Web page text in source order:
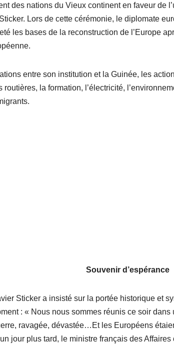
des nations du Vieux continent en faveur de
Lors de cette cérémonie, le diplomate
les bases de la reconstruction de l’Europe
entre son institution et la Guinée, les
la formation, l’électricité,
Souvenir d’espérance
Sticker a insisté sur la portée historique et
: « Nous nous sommes réunis ce soir
ravagée, dévastée…Et les Européens
jour plus tard, le ministre français des